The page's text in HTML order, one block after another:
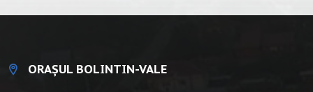
ORAȘUL BOLINTIN-VALE